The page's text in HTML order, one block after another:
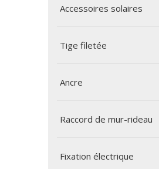
Accessoires solaires
Tige filetée
Ancre
Raccord de mur-rideau
Fixation électrique